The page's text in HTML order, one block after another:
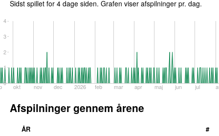
Sidst spillet for 4 dage siden. Grafen viser afspilninger pr. dag.
okt nov dec 2026 feb mar apr maj jun jul
0
1
2
3
4
Afspilninger gennem årene
ÅR #